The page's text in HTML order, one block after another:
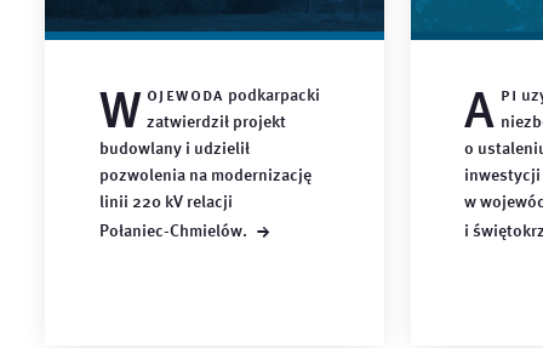
W ojewoda podkarpacki
zatwierdził projekt
budowlany i udzielił
pozwolenia na modernizację
linii 220 kV relacji
Połaniec-Chmielów. →
A pi
o
w
i